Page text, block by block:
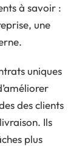
à savoir :
une
uniques
des clients
Ils
plus